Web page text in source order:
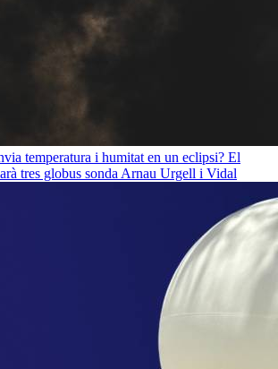
temperatura i humitat en un eclipsi? El
tres globus sonda Arnau Urgell i Vidal